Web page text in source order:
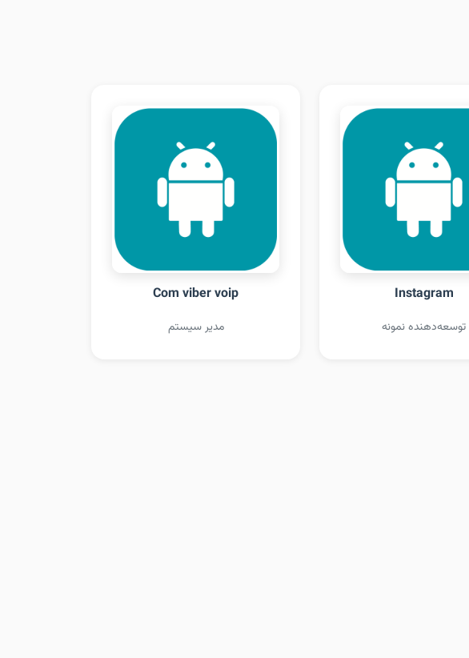
Instagram
توسعه‌دهنده نمونه
Com viber voip
مدیر سیستم